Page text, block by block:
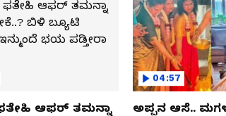
ಆಫರ್​ ತಮನ್ನಾ
04:57
ಅಪ್ಪನ ಆಸೆ..